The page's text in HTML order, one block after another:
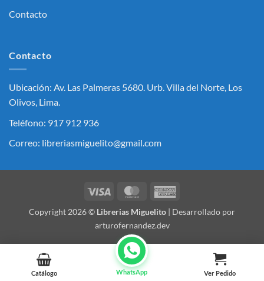
Contacto
Contacto
Ubicación: Av. Las Palmeras 5680. Urb. Villa del Norte, Los
Olivos, Lima.
Teléfono: 917 912 936
Correo: libreriasmiguelito@gmail.com
Catálogo WhatsApp Ver Pedido
Visa MasterCard
Copyright 2026 © Librerias Miguelito | Desarrollado por
arturofernandez.dev